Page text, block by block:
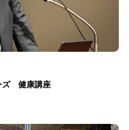
ズ 健康講座